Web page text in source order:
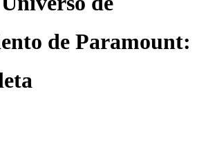
de Paramount: